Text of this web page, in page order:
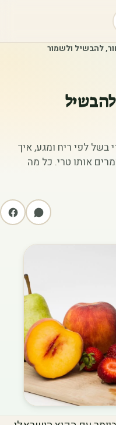
להבשיל ולשמור
בשל לפי ריח ומגע, איך
אותו טרי. כל מה